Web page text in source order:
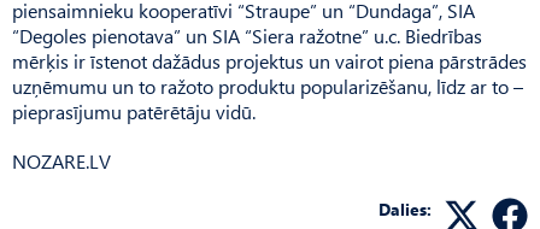
piensaimnieku kooperatīvi “Straupe” un “Dundaga”, SIA
“Degoles pienotava” un SIA “Siera ražotne” u.c. Biedrības
mērķis ir īstenot dažādus projektus un vairot piena pārstrādes
uzņēmumu un to ražoto produktu popularizēšanu, līdz ar to –
pieprasījumu patērētāju vidū.
NOZARE.LV
Dalies: